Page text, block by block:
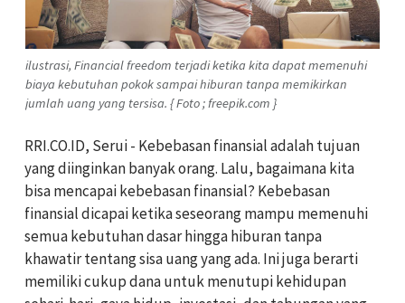
ilustrasi, Financial freedom terjadi ketika kita dapat memenuhi
biaya kebutuhan pokok sampai hiburan tanpa memikirkan
jumlah uang yang tersisa. { Foto ; freepik.com }
RRI.CO.ID, Serui - Kebebasan finansial adalah tujuan
yang diinginkan banyak orang. Lalu, bagaimana kita
bisa mencapai kebebasan finansial? Kebebasan
finansial dicapai ketika seseorang mampu memenuhi
semua kebutuhan dasar hingga hiburan tanpa
khawatir tentang sisa uang yang ada. Ini juga berarti
memiliki cukup dana untuk menutupi kehidupan